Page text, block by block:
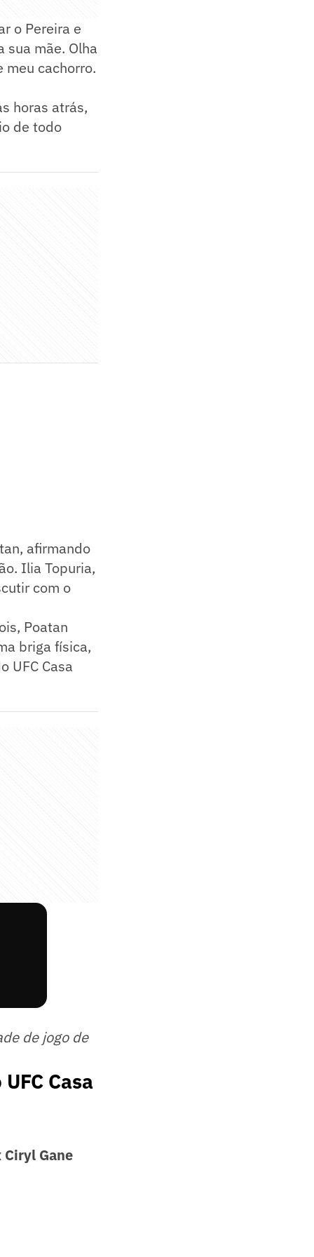
o Pereira e
sua mãe. Olha
meu cachorro.
horas atrás,
de todo
afirmando
Ilia Topuria,
com o
Poatan
briga física,
UFC Casa
de jogo de
Casa
Gane